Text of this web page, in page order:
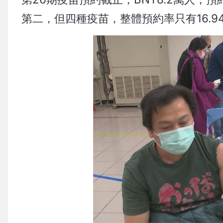
第二，但四種疫苗，整體預約率只有